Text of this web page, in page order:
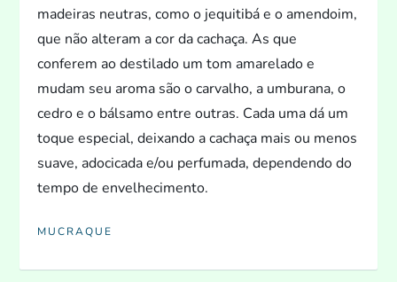
madeiras neutras, como o jequitibá e o amendoim,
que não alteram a cor da cachaça. As que
conferem ao destilado umtom amarelado e
mudam seu aroma são o carvalho, a umburana, o
cedro e o bálsamo entre outras. Cada uma dá um
toque especial, deixando a cachaça mais ou menos
suave, adocicada e/ou perfumada, dependendo do
tempo de envelhecimento.
MUCRAQUE